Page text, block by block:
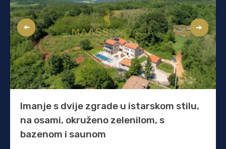
Imanje s dvije zgrade u istarskom stilu,
na osami, okruženo zelenilom, s
bazenom i saunom